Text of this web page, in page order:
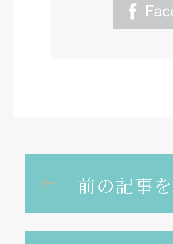
前の記事